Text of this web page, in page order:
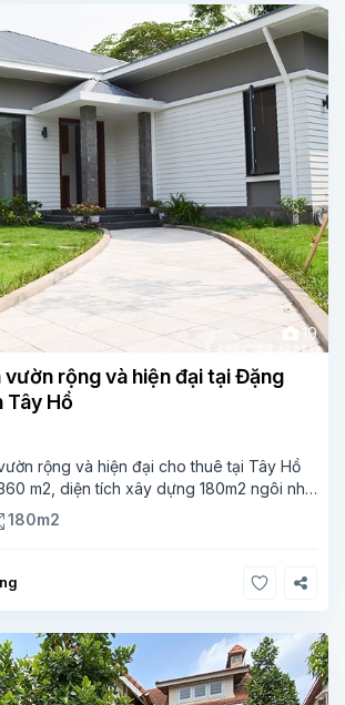
19
vườn rộng và hiện đại tại Đặng
Tây Hồ
rộng và hiện đại cho thuê tại Tây Hồ
m2, diện tích xây dựng 180m2 ngôi nhà
ngủ và 3 phòng tắm. Vườn độc đáo của
180m2